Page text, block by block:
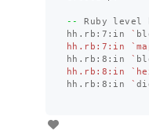
-- Ruby level
hh.rb:7:in
`
hh.rb:7:in
hh.rb:8:in
`
hh.rb:8:in
hh.rb:8:in
`